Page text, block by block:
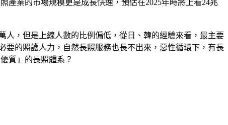
產業的市場規模更是成長快速，預估在2025年時將上看24兆
，但是上線人數的比例偏低，從日、韓的經驗來看，最主要
的照護人力，自然長照服務也長不出來，惡性循環下，有長
質」的長照體系？